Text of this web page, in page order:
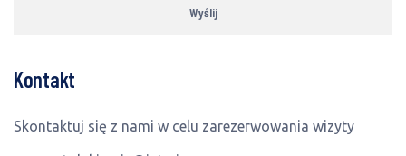
Kontakt
Skontaktuj się z nami w celu zarezerwowania wizyty